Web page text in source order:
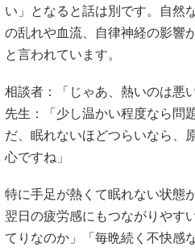
い」となると話は別です。自然
の乱れや血流、自律神経の影響
と言われています。
相談者：「じゃあ、熱いのは悪
先生：「少し温かい程度なら問
だ、眠れないほどつらいなら、
心ですね」
特に手足が熱くて眠れない状態
翌日の疲労感にもつながりやす
てりなのか」「毎晩続く不快感